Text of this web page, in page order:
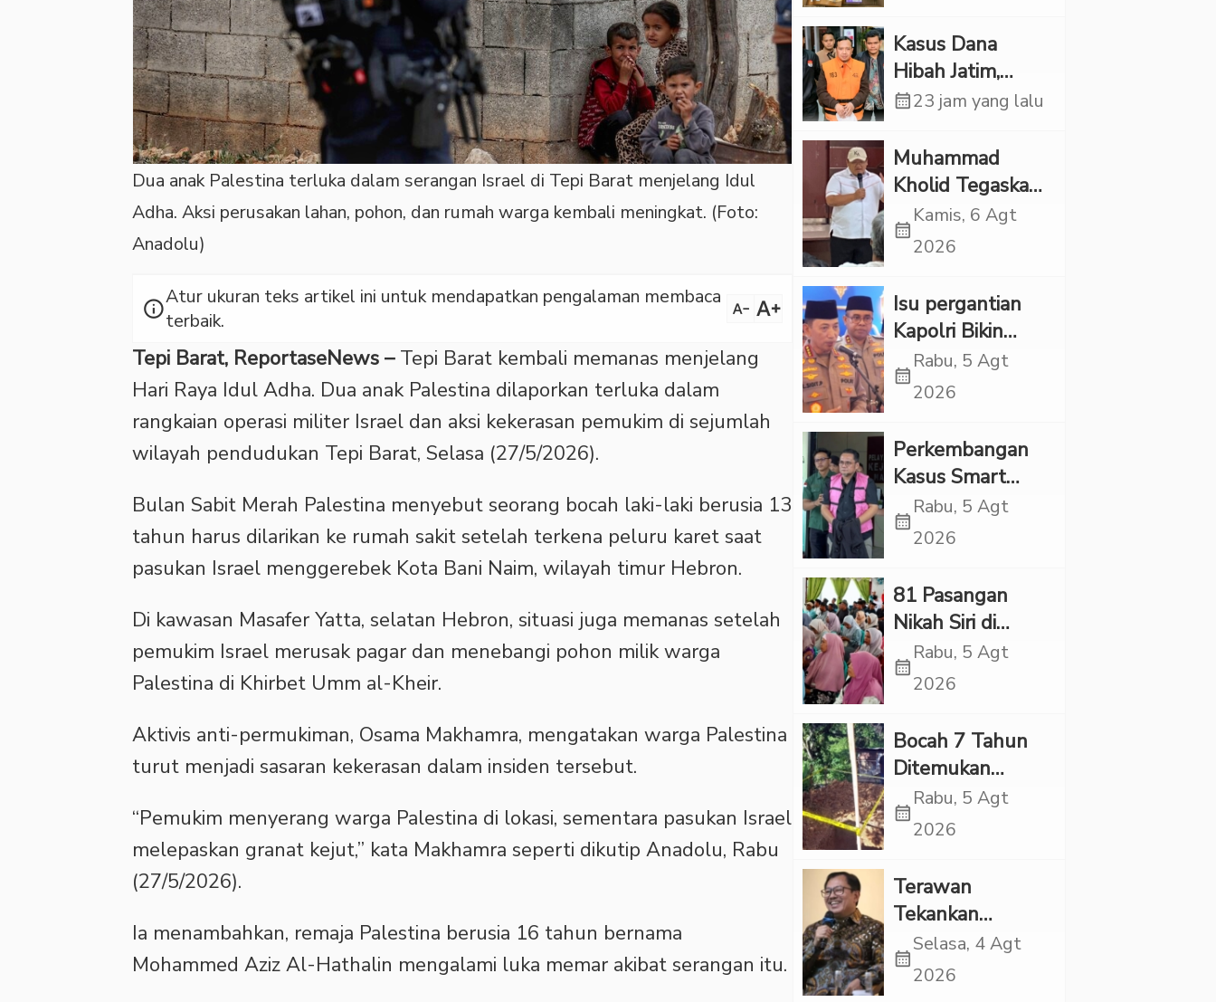
Dua anak Palestina terluka dalam serangan Israel di Tepi Barat menjelang Idul
Adha. Aksi perusakan lahan, pohon, dan rumah warga kembali meningkat. (Foto:
Anadolu)
infoAtur ukuran teks artikel ini untuk mendapatkan pengalaman membaca
terbaik.
text_decrease text_increase
Tepi Barat, ReportaseNews –Tepi Barat kembali memanas menjelang
Hari Raya Idul Adha. Dua anak Palestina dilaporkan terluka dalam
rangkaian operasi militer Israel dan aksi kekerasan pemukim di sejumlah
wilayah pendudukan Tepi Barat, Selasa (27/5/2026).
‎Bulan Sabit Merah Palestina menyebut seorang bocah laki-laki berusia 13
tahun harus dilarikan ke rumah sakit setelah terkena peluru karet saat
pasukan Israel menggerebek Kota Bani Naim, wilayah timur Hebron.
‎Di kawasan Masafer Yatta, selatan Hebron, situasi juga memanas setelah
pemukim Israel merusak pagar dan menebangi pohon milik warga
Palestina di Khirbet Umm al-Kheir.
‎Aktivis anti-permukiman, Osama Makhamra, mengatakan warga Palestina
turut menjadi sasaran kekerasan dalam insiden tersebut.
‎“Pemukim menyerang warga Palestina di lokasi, sementara pasukan Israel
melepaskan granat kejut,” kata Makhamra seperti dikutip Anadolu, Rabu
(27/5/2026).
‎Ia menambahkan, remaja Palestina berusia 16 tahun bernama
Mohammed Aziz Al-Hathalin mengalami luka memar akibat serangan itu.
Pelaku Ditangkap
Kasus Dana
Hibah Jatim,
Siliwangi: Partai
Jawab Etik-Politik
calendar_month23 jam yang lalu
Muhammad
Kholid Tegaskan
Propaganda
LGBT Harus
Minta Negara
Melindungi
Korban
calendar_month
Kamis, 6 Agt
2026
Isu pergantian
Kapolri Bikin
Panas, JMP Puji
Respons Jenderal
“Adem”
calendar_month
Rabu, 5 Agt
2026
Perkembangan
Kasus Smart
Village, Jaksa
Kembali Periksa
calendar_month
Rabu, 5 Agt
2026
81 Pasangan
Nikah Siri di
Tapsel Ikuti
Sidang Isbat
calendar_month
Rabu, 5 Agt
2026
Bocah 7 Tahun
Ditemukan
Tewas dalam
Sumur di Tapsel,
Kekerasan
calendar_month
Rabu, 5 Agt
2026
Terawan
Tekankan
Pentingnya
Inovasi
calendar_month
Selasa, 4 Agt
2026